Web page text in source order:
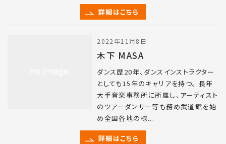
詳細はこちら
2022年11月8日
木下 MASA
ダンス歴20年、ダンスインストラクター
としても15年のキャリアを持つ。 長年
大手音楽事務所に所属し、アーティスト
のツアーダンサー等も務め武道館を始
め全国各地の様...
詳細はこちら